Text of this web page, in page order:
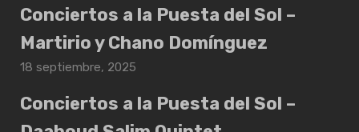
Conciertos a la Puesta del Sol –
Martirio y Chano Domínguez
18 septiembre, 2025
Conciertos a la Puesta del Sol –